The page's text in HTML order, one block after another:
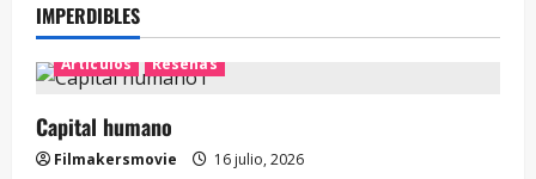
IMPERDIBLES
Artículos Reseñas
Capital humano
Filmakersmovie
16 julio, 2026